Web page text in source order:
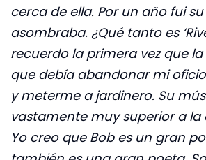
cerca de ella. Por un año fui
asombraba. ¿Qué tanto es
recuerdo la primera vez que
que debía abandonar mi
y meterme a jardinero. Su
vastamente muy superior a la
Yo creo que Bob es un gran